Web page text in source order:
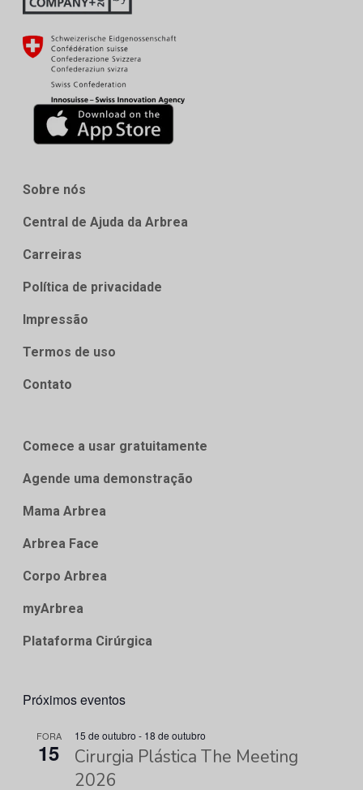
Sobre nós
Central de Ajuda da Arbrea
Carreiras
Política de privacidade
Impressão
Termos de uso
Contato
Comece a usar gratuitamente
Agende uma demonstração
Mama Arbrea
Arbrea Face
Corpo Arbrea
myArbrea
Plataforma Cirúrgica
Próximos eventos
FORA
15
15 de outubro - 18 de outubro
Cirurgia Plástica The Meeting
2026